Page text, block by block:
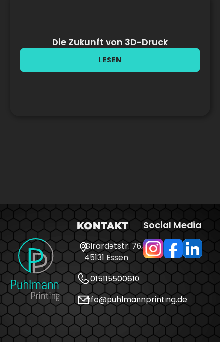
Die Zukunft von 3D-Druck
LESEN
KONTAKT
Girardetstr. 76,
45131 Essen
015115500610
info@puhlmannprinting.de
Social Media